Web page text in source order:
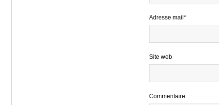
Adresse mail*
Site web
Commentaire